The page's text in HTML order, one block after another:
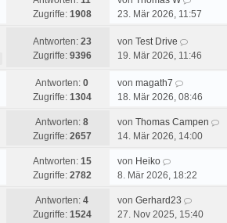
Zugriffe: 1908
23. Mär 2026, 11:57
Antworten: 23
Zugriffe: 9396
von Test Drive
19. Mär 2026, 11:46
Antworten: 0
Zugriffe: 1304
von magath7
18. Mär 2026, 08:46
Antworten: 8
Zugriffe: 2657
von Thomas Campen
14. Mär 2026, 14:00
Antworten: 15
Zugriffe: 2782
von Heiko
8. Mär 2026, 18:22
Antworten: 4
Zugriffe: 1524
von Gerhard23
27. Nov 2025, 15:40